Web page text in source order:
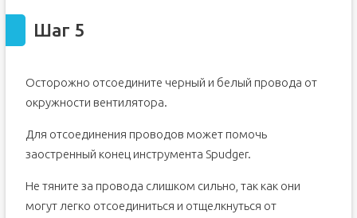
Шаг 5
Осторожно отсоедините черный и белый провода от
окружности вентилятора.
Для отсоединения проводов может помочь
заостренный конец инструмента Spudger.
Не тяните за провода слишком сильно, так как они
могут легко отсоединиться и отщелкнуться от